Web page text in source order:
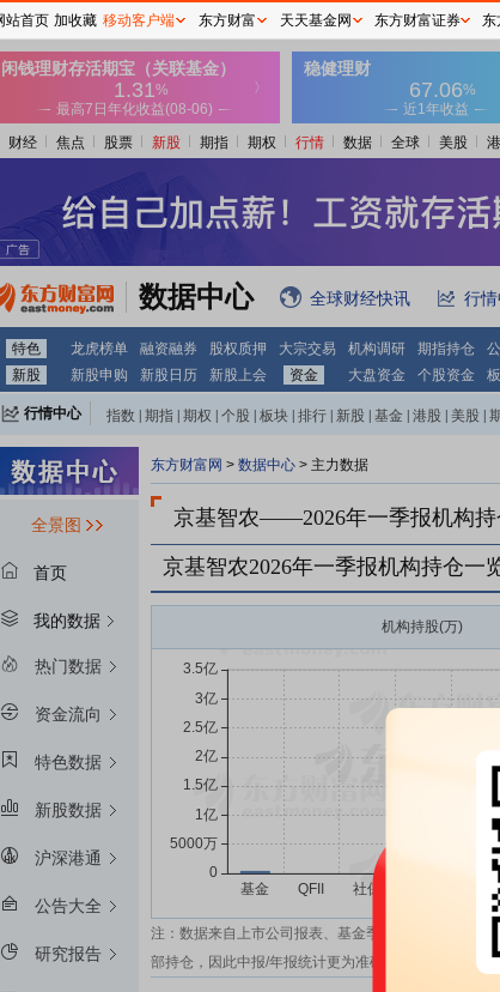
财经 焦点 股票 新股 期指 期权 行情 数据 全球 美股
数据中心 全球财经快讯 行
特色 龙虎榜单 融资融券 股权质押 大宗交易 机构调研 期指持仓
新股
新股申购 新股日历 新股上会 资金 大盘资金 个股资金
行情中心 指数 期指 期权 个股 板块 排行 新股 基金 港股 美股
全景图
首页
我的数据
热门数据
资金流向
特色数据
新股数据
沪深港通
公告大全
研究报告
东方财富网 > 数据中心 > 主力数据
京基智农——2026年一季报机构持
京基智农2026年一季报机构持仓一
机构持股(万)
注：数据来自上市公司报表、基金季报、半年报和基
部持仓，因此中报/年报统计更为准确。
站首页 加收藏 移动客户端 东方财富 天天基金网 东方财富证券 东